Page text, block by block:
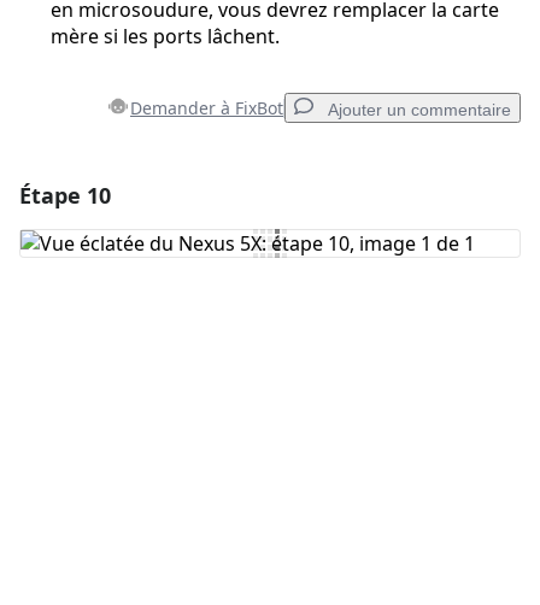
en microsoudure, vous devrez remplacer la carte
mère si les ports lâchent.
Demander à FixBot Ajouter un commentaire
Ajouter un commentaire
Étape 10